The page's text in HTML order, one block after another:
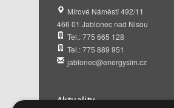
Mírové Náměstí 492/11
466 01 Jablonec nad Nisou
Tel.: 775 665 128
Tel.: 775 889 951
jablonec@energysim.cz
Aktuality